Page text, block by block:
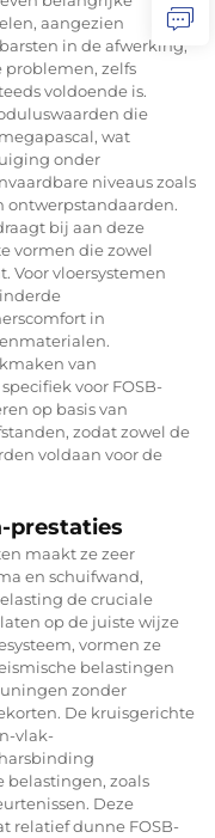
aangezien
in de afwerking,
problemen, zelfs
voldoende is.
die
wat
onder
niveaus zoals
ontwerpstandaarden.
bij aan deze
vormen die zowel
Voor vloersystemen
in
van
voor FOSB-
op basis van
zodat zowel de
voldaan voor de
prestaties
maakt ze zeer
en schuifwand,
de cruciale
op de juiste wijze
vormen ze
belastingen
zonder
De kruisgerichte
vlak-
belastingen, zoals
Deze
relatief dunne FOSB-